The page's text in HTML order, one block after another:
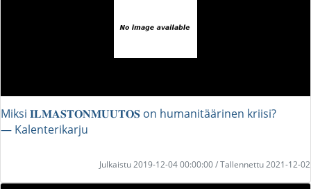
Miksi 𝐈𝐋𝐌𝐀𝐒𝐓𝐎𝐍𝐌𝐔𝐔𝐓𝐎𝐒 on humanitäärinen kriisi?
― Kalenterikarju
Julkaistu 2019-12-04 00:00:00 / Tallennettu 2021-12-02